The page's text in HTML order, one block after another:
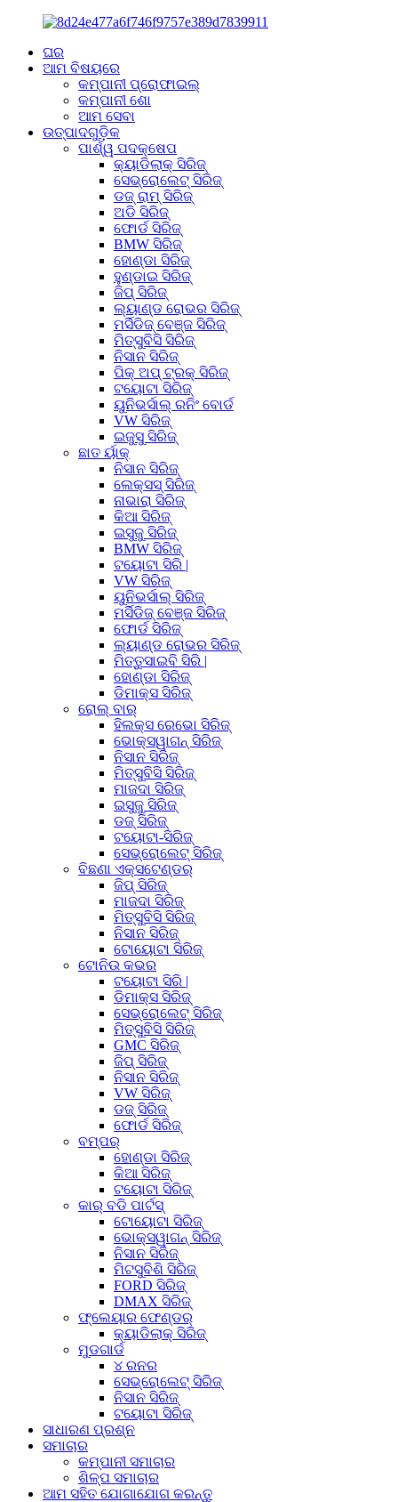
ଘର
ଆମ ବିଷୟରେ
କମ୍ପାନୀ ପ୍ରୋଫାଇଲ୍
କମ୍ପାନୀ ଶୋ
ଆମ ସେବା
ଉତ୍ପାଦଗୁଡ଼ିକ
ପାର୍ଶ୍ୱ ପଦକ୍ଷେପ
କ୍ୟାଡିଲାକ୍ ସିରିଜ୍
ସେଭ୍ରୋଲେଟ୍ ସିରିଜ୍
ଡଜ୍ ରାମ୍ ସିରିଜ୍
ଅଡି ସିରିଜ୍
ଫୋର୍ଡ ସିରିଜ୍
BMW ସିରିଜ୍
ହୋଣ୍ଡା ସିରିଜ୍
ହୁଣ୍ଡାଇ ସିରିଜ୍
ଜିପ୍ ସିରିଜ୍
ଲ୍ୟାଣ୍ଡ ରୋଭର ସିରିଜ୍
ମର୍ସିଡିଜ୍ ବେଞ୍ଜ ସିରିଜ୍
ମିତ୍ସୁବିସି ସିରିଜ୍
ନିସାନ ସିରିଜ୍
ପିକ୍ ଅପ୍ ଟ୍ରକ୍ ସିରିଜ୍
ଟୟୋଟା ସିରିଜ୍
ୟୁନିଭର୍ସାଲ୍ ରନିଂ ବୋର୍ଡ
VW ସିରିଜ୍
ଇଜୁସୁ ସିରିଜ୍
ଛାତ ର୍ୟାକ୍
ନିସାନ ସିରିଜ୍
ଲେକ୍ସସ୍ ସିରିଜ୍
ନାଭାରା ସିରିଜ୍
କିଆ ସିରିଜ୍
ଇସୁଜୁ ସିରିଜ୍
BMW ସିରିଜ୍
ଟୟୋଟା ସିରି |
VW ସିରିଜ୍
ୟୁନିଭର୍ସାଲ୍ ସିରିଜ୍
ମର୍ସିଡିଜ୍ ବେଞ୍ଜ ସିରିଜ୍
ଫୋର୍ଡ ସିରିଜ୍
ଲ୍ୟାଣ୍ଡ ରୋଭର ସିରିଜ୍
ମିତ୍ତୁସାଇବି ସିରି |
ହୋଣ୍ଡା ସିରିଜ୍
ଡିମାକ୍ସ ସିରିଜ୍
ରୋଲ୍ ବାର୍
ହିଲକ୍ସ ରେଭୋ ସିରିଜ୍
ଭୋକ୍ସୱାଗନ୍ ସିରିଜ୍
ନିସାନ ସିରିଜ୍
ମିତ୍ସୁବିସି ସିରିଜ୍
ମାଜଦା ସିରିଜ୍
ଇସୁଜୁ ସିରିଜ୍
ଡଜ୍ ସିରିଜ୍
ଟୟୋଟା-ସିରିଜ୍
ସେଭ୍ରୋଲେଟ୍ ସିରିଜ୍
ବିଛଣା ଏକ୍ସଟେଣ୍ଡର୍
ଜିପ୍ ସିରିଜ୍
ମାଜଦା ସିରିଜ୍
ମିତ୍ସୁବିସି ସିରିଜ୍
ନିସାନ ସିରିଜ୍
ଟୋୟୋଟା ସିରିଜ୍
ଟୋନିଉ କଭର
ଟୟୋଟା ସିରି |
ଡିମାକ୍ସ ସିରିଜ୍
ସେଭ୍ରୋଲେଟ୍ ସିରିଜ୍
ମିତ୍ସୁବିସି ସିରିଜ୍
GMC ସିରିଜ୍
ଜିପ୍ ସିରିଜ୍
ନିସାନ ସିରିଜ୍
VW ସିରିଜ୍
ଡଜ୍ ସିରିଜ୍
ଫୋର୍ଡ ସିରିଜ୍
ବମ୍ପର୍
ହୋଣ୍ଡା ସିରିଜ୍
କିଆ ସିରିଜ୍
ଟୟୋଟା ସିରିଜ୍
କାର୍ ବଡି ପାର୍ଟସ୍
ଟୋୟୋଟା ସିରିଜ୍
ଭୋକ୍ସୱାଗନ୍ ସିରିଜ୍
ନିସାନ ସିରିଜ୍
ମିଟସୁବିଶି ସିରିଜ୍
FORD ସିରିଜ୍
DMAX ସିରିଜ୍
ଫ୍ଲେୟାର ଫେଣ୍ଡର୍
କ୍ୟାଡିଲାକ୍ ସିରିଜ୍
ମୁଡଗାର୍ଡ
୪ ରନର
ସେଭ୍ରୋଲେଟ୍ ସିରିଜ୍
ନିସାନ ସିରିଜ୍
ଟୟୋଟା ସିରିଜ୍
ସାଧାରଣ ପ୍ରଶ୍ନ
ସମାଚାର
କମ୍ପାନୀ ସମାଚାର
ଶିଳ୍ପ ସମାଚାର
ଆମ ସହିତ ଯୋଗାଯୋଗ କରନ୍ତୁ